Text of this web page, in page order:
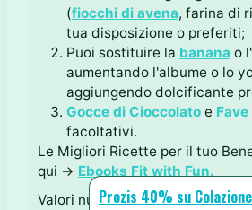
(fiocchi di avena, farina di
tua disposizione o preferiti;
Puoi sostituire la banana o l'
aumentando l'albume o lo
aggiungendo dolcificante
Gocce di Cioccolato e
facoltativi.
Le Migliori Ricette per il tuo
qui → Ebooks Fit with Fun.
Valori nutrizionali per una fetta
Prozis 40% su